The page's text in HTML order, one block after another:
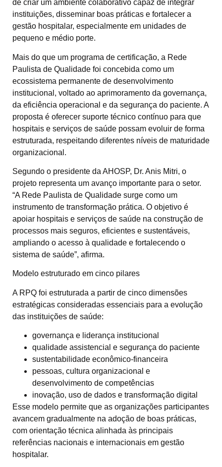
de criar um ambiente colaborativo capaz de integrar
instituições, disseminar boas práticas e fortalecer a
gestão hospitalar, especialmente em unidades de
pequeno e médio porte.
Mais do que um programa de certificação, a Rede
Paulista de Qualidade foi concebida como um
ecossistema permanente de desenvolvimento
institucional, voltado ao aprimoramento da governança,
da eficiência operacional e da segurança do paciente. A
proposta é oferecer suporte técnico contínuo para que
hospitais e serviços de saúde possam evoluir de forma
estruturada, respeitando diferentes níveis de maturidade
organizacional.
Segundo o presidente da AHOSP, Dr. Anis Mitri, o
projeto representa um avanço importante para o setor.
“A Rede Paulista de Qualidade surge como um
instrumento de transformação prática. O objetivo é
apoiar hospitais e serviços de saúde na construção de
processos mais seguros, eficientes e sustentáveis,
ampliando o acesso à qualidade e fortalecendo o
sistema de saúde”, afirma.
Modelo estruturado em cinco pilares
A RPQ foi estruturada a partir de cinco dimensões
estratégicas consideradas essenciais para a evolução
das instituições de saúde:
governança e liderança institucional
qualidade assistencial e segurança do paciente
sustentabilidade econômico-financeira
pessoas, cultura organizacional e
desenvolvimento de competências
inovação, uso de dados e transformação digital
Esse modelo permite que as organizações participantes
avancem gradualmente na adoção de boas práticas,
com orientação técnica alinhada às principais
referências nacionais e internacionais em gestão
hospitalar.